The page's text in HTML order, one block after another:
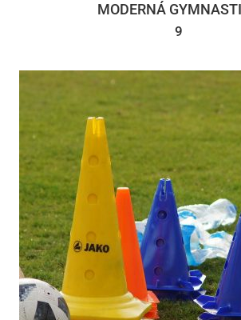
MODERNÁ
9